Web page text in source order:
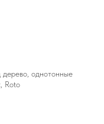
однотонные
Roto